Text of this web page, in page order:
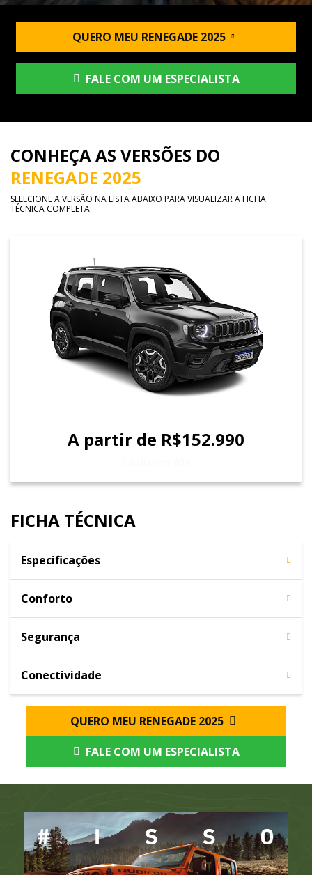
QUERO MEU RENEGADE 2025
FALE COM UM ESPECIALISTA
CONHEÇA AS VERSÕES DO
RENEGADE 2025
SELECIONE A VERSÃO NA LISTA ABAIXO PARA VISUALIZAR A FICHA
TÉCNICA COMPLETA
A partir de R$152.990
FICHA TÉCNICA
Especificações
Conforto
Segurança
Conectividade
QUERO MEU RENEGADE 2025
FALE COM UM ESPECIALISTA